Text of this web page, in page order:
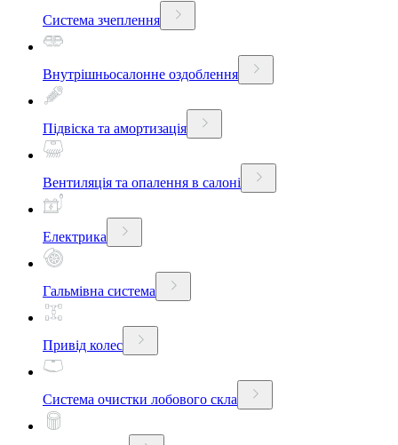
Система зчеплення
Внутрішньосалонне оздоблення
Підвіска та амортизація
Вентиляція та опалення в салоні
Електрика
Гальмівна система
Привід колес
Система очистки лобового скла